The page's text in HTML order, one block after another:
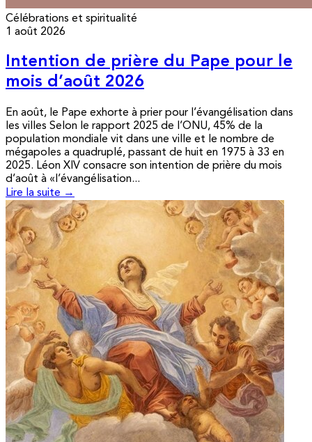
Célébrations et spiritualité
1 août 2026
Intention de prière du Pape pour le
mois d’août 2026
En août, le Pape exhorte à prier pour l’évangélisation dans
les villes Selon le rapport 2025 de l’ONU, 45% de la
population mondiale vit dans une ville et le nombre de
mégapoles a quadruplé, passant de huit en 1975 à 33 en
2025. Léon XIV consacre son intention de prière du mois
d’août à «l’évangélisation...
Lire la suite →